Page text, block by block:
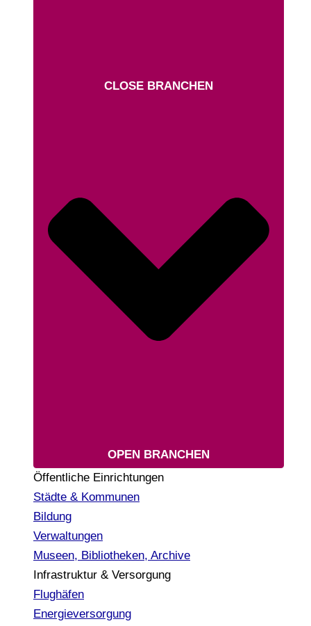
CLOSE BRANCHEN
OPEN BRANCHEN
Öffentliche Einrichtungen
Städte & Kommunen
Bildung
Verwaltungen
Museen, Bibliotheken, Archive
Infrastruktur & Versorgung
Flughäfen
Energieversorgung